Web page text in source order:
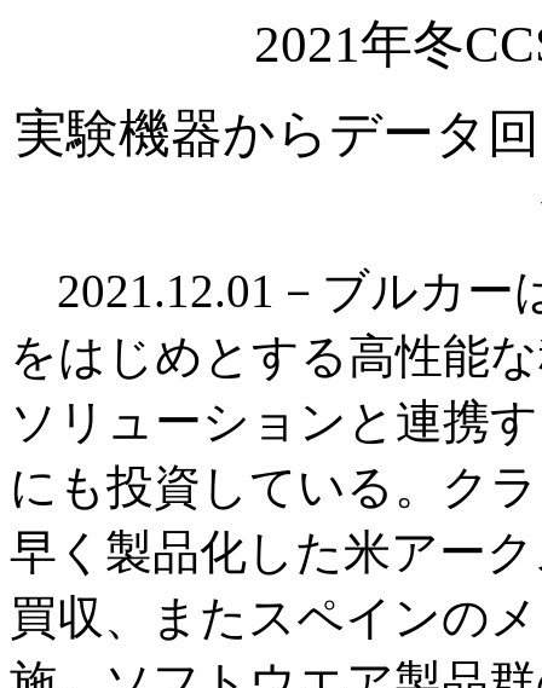
2021年冬
実験機器からデータ
2021.12.01－ブルカー
をはじめとする高性能
ソリューションと連携
にも投資している。ク
早く製品化した米アー
買収、またスペインの